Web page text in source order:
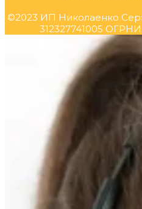
©2023 ИП Николаенко
312327741005